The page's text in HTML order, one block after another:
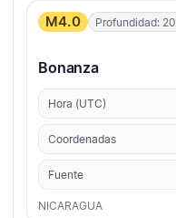
M4.0 Profundidad:
Bonanza
Hora (UTC)
Coordenadas
Fuente
NICARAGUA